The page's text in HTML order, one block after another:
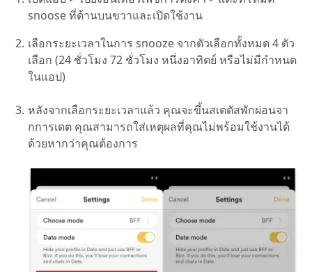
snoose ที่ด้านบนขวาและเปิดใช้งาน
เลือกระยะเวลาในการ snooze จากตัวเลือกทั้งหมด 4 ตัว
เลือก (24 ชั่วโมง 72 ชั่วโมง หนึ่งอาทิตย์ หรือไม่มีกำหนด
ในแอป)
หลังจากเลือกระยะเวลาแล้ว คุณจะขึ้นสเตตัสพักผ่อนจา
กการเดต คุณสามารถใส่เหตุผลที่คุณไม่พร้อมใช้งานได้
ด้วยหากว่าคุณต้องการ